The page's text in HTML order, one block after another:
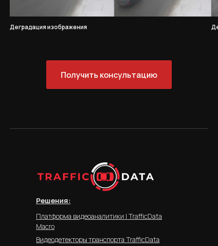
Деградация изображения
Получить консультацию
Решения:
Видеодетекторы транспорта TrafficData
Платформа видеоаналитики | TrafficData
Macro